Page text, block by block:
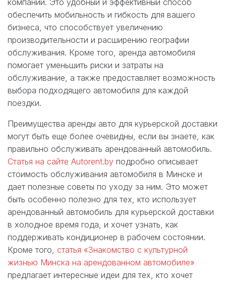
обеспечить мобильность и гибкость для вашего
бизнеса, что способствует увеличению
производительности и расширению географии
обслуживания. Кроме того, аренда автомобиля
помогает уменьшить риски и затраты на
обслуживание, а также предоставляет возможность
выбора подходящего автомобиля для каждой
поездки.
Преимущества аренды авто для курьерской доставки
могут быть еще более очевидны, если вы знаете, как
правильно обслуживать арендованный автомобиль.
Статья на сайте Autorent.by подробно описывает
стоимость обслуживания автомобиля в Минске и
дает полезные советы по уходу за ним. Это может
быть особенно полезно для тех, кто использует
арендованный автомобиль для курьерской доставки
в холодное время года, и хочет узнать, как
поддерживать кондиционер в рабочем состоянии.
Кроме того, статья «Знакомство с культурной
жизнью Минска на арендованном автомобиле»
предлагает интересные идеи для тех, кто хочет